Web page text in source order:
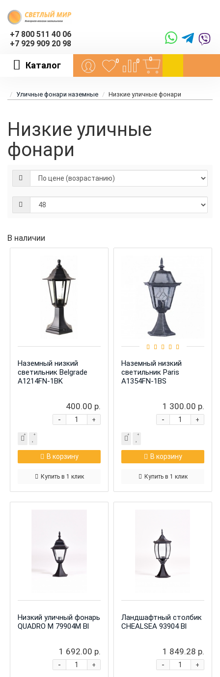
+7 800 511 40 06
+7 929 909 20 98
Каталог 0 0 0
Уличные фонари наземные Низкие уличные фонари
Низкие уличные
фонари
В наличии
Наземный низкий
светильник Belgrade
A1214FN-1BK
400.00 р.
+
-
В корзину
Купить в 1 клик
Наземный низкий
светильник Paris
A1354FN-1BS
1 300.00 р.
+
-
В корзину
Купить в 1 клик
Низкий уличный фонарь
QUADRO M 79904М Bl
1 692.00 р.
+
-
Ландшафтный столбик
CHEALSEA 93904 Bl
1 849.28 р.
+
-